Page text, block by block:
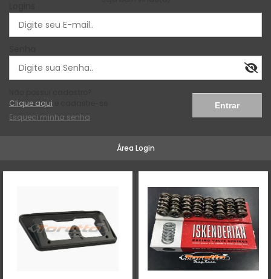
Clique aqui
Esqueci minha senha
Área Login